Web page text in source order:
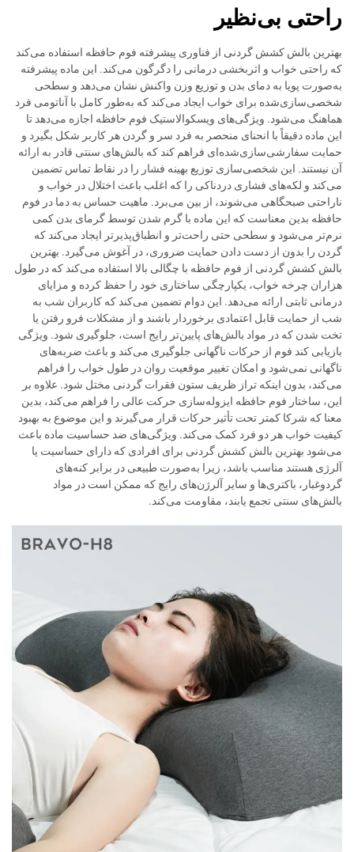
راحتی بی‌نظیر
بهترین بالش کشش گردنی از فناوری پیشرفته فوم حافظه استفاده می‌کند
که راحتی خواب و اثربخشی درمانی را دگرگون می‌کند. این ماده پیشرفته
به‌صورت پویا به دمای بدن و توزیع وزن واکنش نشان می‌دهد و سطحی
شخصی‌سازی‌شده برای خواب ایجاد می‌کند که به‌طور کامل با آناتومی فرد
هماهنگ می‌شود. ویژگی‌های ویسکوالاستیک فوم حافظه اجازه می‌دهد تا
این ماده دقیقاً با انحنای منحصر به فرد سر و گردن هر کاربر شکل بگیرد و
حمایت سفارشی‌سازی‌شده‌ای فراهم کند که بالش‌های سنتی قادر به ارائه
آن نیستند. این شخصی‌سازی توزیع بهینه فشار را در نقاط تماس تضمین
می‌کند و لکه‌های فشاری دردناکی را که اغلب باعث اختلال در خواب و
ناراحتی صبحگاهی می‌شوند، از بین می‌برد. ماهیت حساس به دما در فوم
حافظه بدین معناست که این ماده با گرم شدن توسط گرمای بدن کمی
نرم‌تر می‌شود و سطحی حتی راحت‌تر و انطباق‌پذیرتر ایجاد می‌کند که
گردن را بدون از دست دادن حمایت ضروری، در آغوش می‌گیرد. بهترین
بالش کشش گردنی از فوم حافظه با چگالی بالا استفاده می‌کند که در طول
هزاران چرخه خواب، یکپارچگی ساختاری خود را حفظ کرده و مزایای
درمانی ثابتی ارائه می‌دهد. این دوام تضمین می‌کند که کاربران شب به
شب از حمایت قابل اعتمادی برخوردار باشند و از مشکلات فرو رفتن یا
تخت شدن که در مواد بالش‌های پایین‌تر رایج است، جلوگیری شود. ویژگی
بازیابی کند فوم از حرکات ناگهانی جلوگیری می‌کند و باعث ضربه‌های
ناگهانی نمی‌شود و امکان تغییر موقعیت روان در طول خواب را فراهم
می‌کند، بدون اینکه تراز ظریف ستون فقرات گردنی مختل شود. علاوه بر
این، ساختار فوم حافظه ایزوله‌سازی حرکت عالی را فراهم می‌کند، بدین
معنا که شرکا کمتر تحت تأثیر حرکات قرار می‌گیرند و این موضوع به بهبود
کیفیت خواب هر دو فرد کمک می‌کند. ویژگی‌های ضد حساسیت ماده باعث
می‌شود بهترین بالش کشش گردنی برای افرادی که دارای حساسیت یا
آلرژی هستند مناسب باشد، زیرا به‌صورت طبیعی در برابر کنه‌های
گردوغبار، باکتری‌ها و سایر آلرژن‌های رایج که ممکن است در مواد
بالش‌های سنتی تجمع یابند، مقاومت می‌کند.